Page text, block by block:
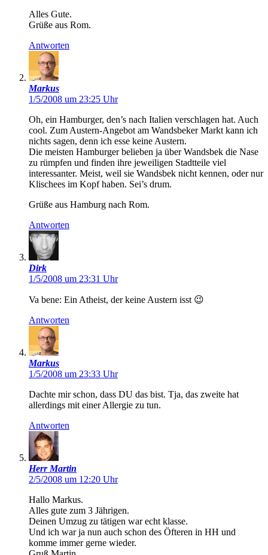
Alles Gute.
Grüße aus Rom.
Antworten
Markus
1/5/2008 um 23:25 Uhr
Oh, ein Hamburger, den’s nach Italien verschlagen hat. Auch
cool. Zum Austern-Angebot am Wandsbeker Markt kann ich
nichts sagen, denn ich esse keine Austern.
Die meisten Hamburger belieben ja über Wandsbek die Nase
zu rümpfen und finden ihre jeweiligen Stadtteile viel
interessanter. Meist, weil sie Wandsbek nicht kennen, oder nur
Klischees im Kopf haben. Sei’s drum.
Grüße aus Hamburg nach Rom.
Antworten
Dirk
1/5/2008 um 23:31 Uhr
Va bene: Ein Atheist, der keine Austern isst 😉
Antworten
Markus
1/5/2008 um 23:33 Uhr
Dachte mir schon, dass DU das bist. Tja, das zweite hat
allerdings mit einer Allergie zu tun.
Antworten
Herr Martin
2/5/2008 um 12:20 Uhr
Hallo Markus.
Alles gute zum 3 Jährigen.
Deinen Umzug zu tätigen war echt klasse.
Und ich war ja nun auch schon des Öfteren in HH und
komme immer gerne wieder.